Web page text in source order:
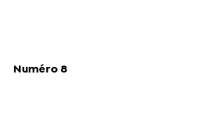
Numéro 8